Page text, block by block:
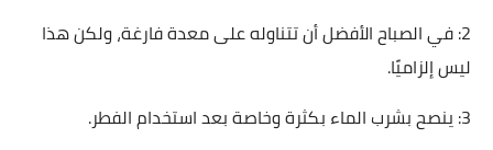
2: في الصباح الأفضل أن تتناوله على معدة فارغة، ولكن هذا
ليس إلزاميًا.
3: ينصح بشرب الماء بكثرة وخاصة بعد استخدام الفطر.